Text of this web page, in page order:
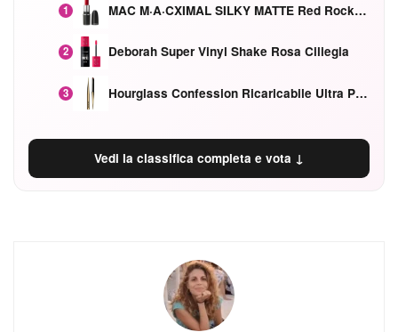
1 MAC M·A·CXIMAL SILKY MATTE Red Rock mat
2 Deborah Super Vinyl Shake Rosa Ciliegia
3 Hourglass Confession Ricaricabile Ultra Preciso Ad Alta Intensità Secretly Classic Red
Vedi la classifica completa e vota ↓